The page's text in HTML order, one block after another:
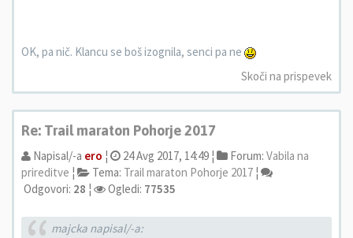
OK, pa nič. Klancu se boš izognila, senci pa ne
Skoči na prispevek
Re: Trail maraton Pohorje 2017
Napisal/-a ero ¦ 24 Avg 2017, 14:49 ¦ Forum: Vabila na
prireditve ¦ Tema: Trail maraton Pohorje 2017 ¦
Odgovori: 28 ¦ Ogledi: 77535
majcka napisal/-a: